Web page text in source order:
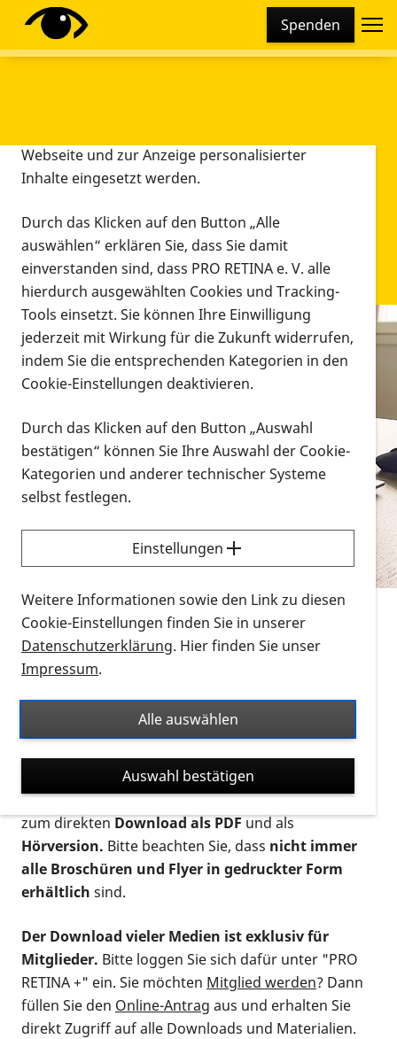
Spenden
Infomaterial
Infomaterial
Vorlesen
Alle Infomaterialien in verschiedenen
Formaten an einem Ort
Sie möchten wissen, wie Sie nach Infonmaterial
suchen und dieses bestellen bzw. herunterladen
können? Schauen Sie sich dieErklärvideos zum
Thema Infomaterial auf der PRO RETINA-Website
für blinde und sehbehinderte Menschen an.
Auf dieser Seite finden Sie sämtliches Infomaterial
Ort. Nutzen Sie den Formatfilter, um ausschließlich
nach Flyern und Broschüren, Audios oder Videos zu
suchen. Die meisten Flyer und Broschüren werden in
verschiedenen Formaten angeboten: zur
postalischen Bestellung als gedruckte Variante
zum direktenDownload als PDFund als
Hörversion. Bitte beachten Sie, dass nicht immer
alle Broschüren und Flyer in gedruckter Form
erhältlich sind.
Der Download vieler Medien ist exklusiv für
Mitglieder. Bitte loggen Sie sich dafür unter "PRO
RETINA +" ein. Sie möchten Mitglied werden? Dann
füllen Sie den Online-Antrag aus und erhalten Sie
direkt Zugriff auf alle Downloads und Materialien.
Diese Webseite setzt verschiedene Cookies und
Tracking-Tools ein. Dies beinhaltet Cookies und
Webseite und zur Anzeige personalisierter
Inhalte eingesetzt werden.
Durch das Klicken auf den Button „Alle
auswählen“ erklären Sie, dass Sie damit
einverstanden sind, dass PRO RETINA e. V. alle
hierdurch ausgewählten Cookies und Tracking-
Tools einsetzt. Sie können Ihre Einwilligung
jederzeit mit Wirkung für die Zukunft widerrufen,
indem Sie die entsprechenden Kategorien in den
Cookie-Einstellungen deaktivieren.
Durch das Klicken auf den Button „Auswahl
bestätigen“ können Sie Ihre Auswahl der Cookie-
Kategorien und anderer technischer Systeme
selbst festlegen.
Einstellungen
Weitere Informationen sowie den Link zu diesen
Cookie-Einstellungen finden Sie in unserer
Datenschutzerklärung. Hier finden Sie unser
Impressum.
Alle auswählen
Auswahl bestätigen